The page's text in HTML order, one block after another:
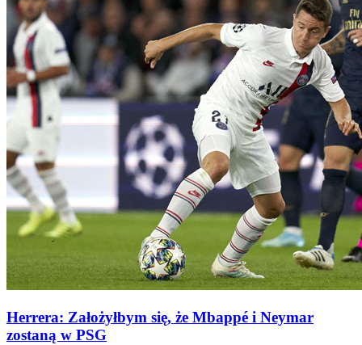
Herrera: Założyłbym się, że Mbappé i Neymar
zostaną w PSG